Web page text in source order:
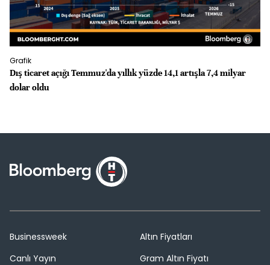
Grafik
Dış ticaret açığı Temmuz'da yıllık yüzde 14,1 artışla 7,4 milyar
dolar oldu
Businessweek
Canlı Yayın
Altın Fiyatları
Gram Altın Fiyatı